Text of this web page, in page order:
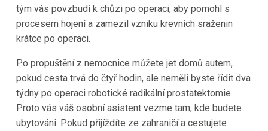
tým vás povzbudí k chůzi po operaci, aby pomohl s
procesem hojení a zamezil vzniku krevních sraženin
krátce po operaci.
Po propuštění z nemocnice můžete jet domů autem,
pokud cesta trvá do čtyř hodin, ale neměli byste řídit dva
týdny po operaci robotické radikální prostatektomie.
Proto vás váš osobní asistent vezme tam, kde budete
ubytováni. Pokud přijíždíte ze zahraničí a cestujete